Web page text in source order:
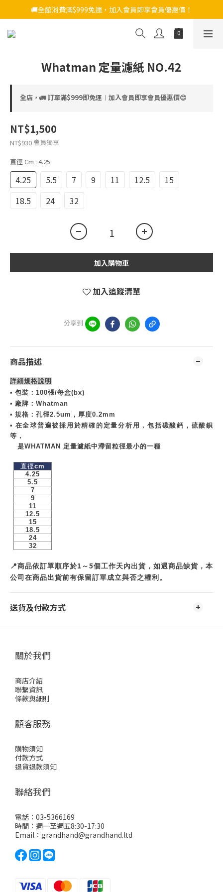
🚚全館消費滿$999免運，加入會員即享會員優惠價！
Whatman 定量濾紙 NO.42
全店，🚛 訂單滿$999即免運︱加入會員即享會員優惠價😊
NT$1,500
NT$930會員獨享
直徑 Cm : 4.25
4.25 5.5 7 9 11 12.5
15
18.5
24 32
加入購物車
加入追蹤清單
分享到
商品描述
詳細規格說明
• 包裝： 100張/每盒(bx)
• 廠牌： Whatman
• 規格：孔徑2.5um ，厚度0.2mm
• 在全球普遍被採用於精確的定量分析用，包括碳酸鈣，硫酸鋇
等，
是WHATMAN 定量濾紙中滯留粒徑最小的一種
直徑cm
4.25
5.5
7
9
11
12.5
15
18.5
24
32
📍商品依訂單順序於1 ～5個工作天內出貨，如遇商品缺貨，本
公司在商品出貨前有保留訂單成立與否之權利。
送貨及付款方式
關於我們
商店介紹
聯繫資訊
條款與細則
顧客服務
購物須知
付款方式
退貨退款須知
聯絡我們
電話：03-5366169
時間：週一至週五8:30-17:30
Email：grandhand@grandhand.ltd